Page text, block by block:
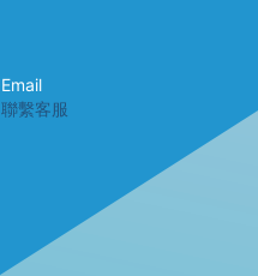
Email
聯繫客服